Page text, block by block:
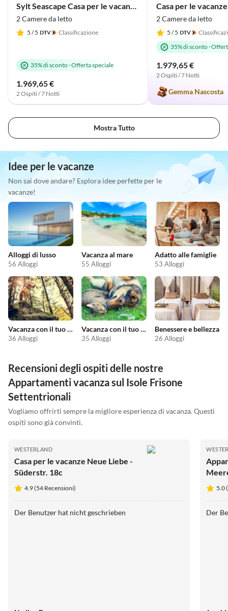
Sylt Seascape Casa per le vacanze II
2 Camere da letto
5 / 5 Classificazione
35% di sconto·Offerta speciale
1.969,65 €
2 Ospiti / 7 Notti
Casa per le
2 Camere da letto
5 / 5
35% di sconto·
1.979,65 €
2 Ospiti / 7 Notti
Gemma Nascosta
Mostra Tutto
Idee per le vacanze
Non sai dove andare? Esplora idee perfette per le
vacanze!
Alloggi di lusso
56 Alloggi
Vacanza al mare
55 Alloggi
Adatto alle famiglie
53 Alloggi
Vacanza con il tuo cane
36 Alloggi
Vacanza con il tuo animale domestico
35 Alloggi
Benessere e bellezza
26 Alloggi
Recensioni degli ospiti delle nostre
Appartamenti vacanza sul Isole Frisone
Settentrionali
Vogliamo offrirti sempre la migliore esperienza di vacanza. Questi
ospiti sono già convinti.
WESTERLAND
Casa per le vacanze Neue Liebe -
Süderstr. 18c
4.9 (54 Recensioni)
Der Benutzer hat nicht geschrieben
5.0
Der